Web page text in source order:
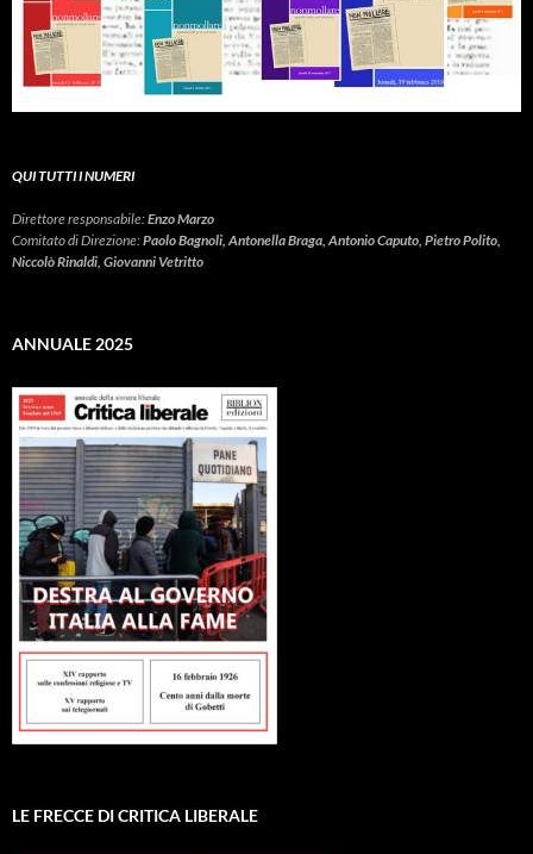
QUI TUTTI I NUMERI
Direttore responsabile:Enzo Marzo
Comitato di Direzione:Paolo Bagnoli, Antonella Braga, Antonio Caputo, Pietro Polito,
Niccolò Rinaldi, Giovanni Vetritto
ANNUALE 2025
LE FRECCE DI CRITICA LIBERALE